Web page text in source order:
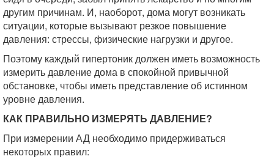
другим причинам. И, наоборот, дома могут возникать
ситуации, которые вызывают резкое повышение
давления: стрессы, физические нагрузки и другое.
Поэтому каждый гипертоник должен иметь возможность
измерить давление дома в спокойной привычной
обстановке, чтобы иметь представление об истинном
уровне давления.
КАК ПРАВИЛЬНО ИЗМЕРЯТЬ ДАВЛЕНИЕ?
При измерении АД необходимо придерживаться
некоторых правил: